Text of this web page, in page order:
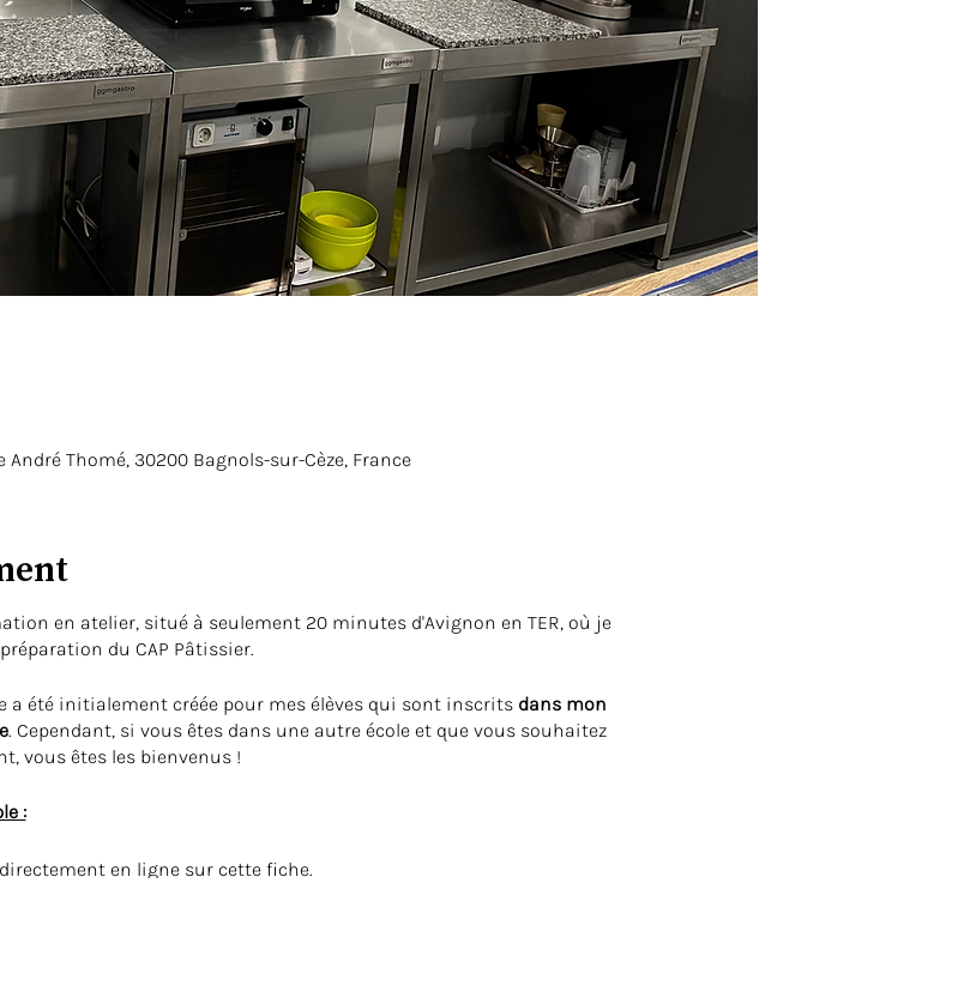
Thomé, 30200 Bagnols-sur-Cèze, France
en atelier, situé à seulement 20 minutes d'Avignon en TER, où je
du CAP Pâtissier.
a été initialement créée pour mes élèves qui sont inscrits dans mon
. Cependant, si vous êtes dans une autre école et que vous souhaitez
vous êtes les bienvenus !
:
en ligne sur cette fiche.